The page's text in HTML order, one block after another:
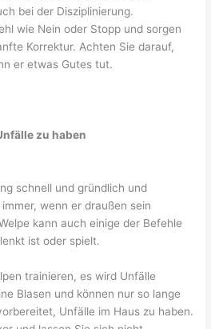
bei der Disziplinierung.
wie Nein oder Stopp und sorgen
Korrektur. Achten Sie darauf,
er etwas Gutes tut.
zu haben
schnell und gründlich und
wenn er draußen sein
kann auch einige der Befehle
ist oder spielt.
trainieren, es wird Unfälle
Blasen und können nur so lange
Unfälle im Haus zu haben.